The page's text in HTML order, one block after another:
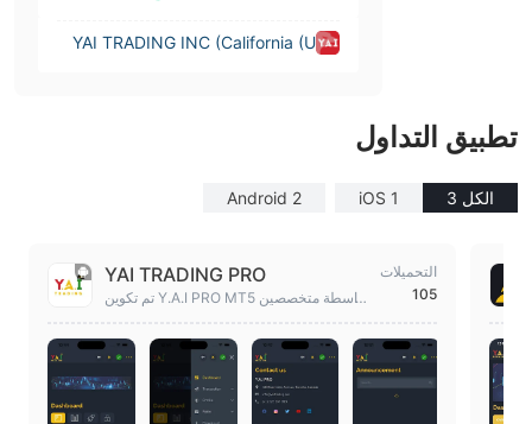
YAI TRADING INC (California (U
تطبيق التداول
الكل 3 iOS 1
Android 2
YAI TRADING PRO
تم تكوين Y.A.I PRO MT5 بواسطة متخصصين
التحميلات
105